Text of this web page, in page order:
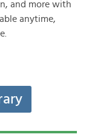
and more with
anytime,